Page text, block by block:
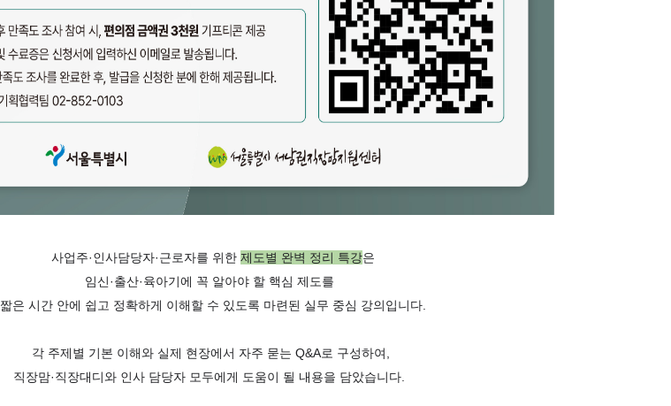
사업주·인사담당자·근로자를 위한 제도별 완벽 정리 특강은
임신·출산·육아기에 꼭 알아야 할 핵심 제도를
짧은 시간 안에 쉽고 정확하게 이해할 수 있도록 마련된 실무 중심 강의입니다.
각 주제별 기본 이해와 실제 현장에서 자주 묻는 Q&A로 구성하여,
직장맘·직장대디와 인사 담당자 모두에게 도움이 될 내용을 담았습니다.